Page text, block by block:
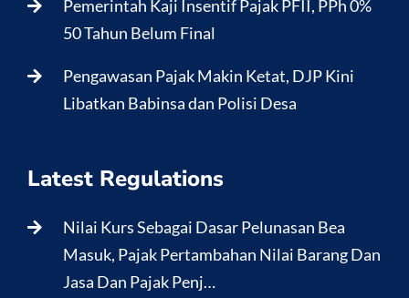
Pemerintah Kaji Insentif Pajak PFII, PPh 0%
50 Tahun Belum Final
Pengawasan Pajak Makin Ketat, DJP Kini
Libatkan Babinsa dan Polisi Desa
Latest Regulations
Nilai Kurs Sebagai Dasar Pelunasan Bea
Masuk, Pajak Pertambahan Nilai Barang Dan
Jasa Dan Pajak Penj…